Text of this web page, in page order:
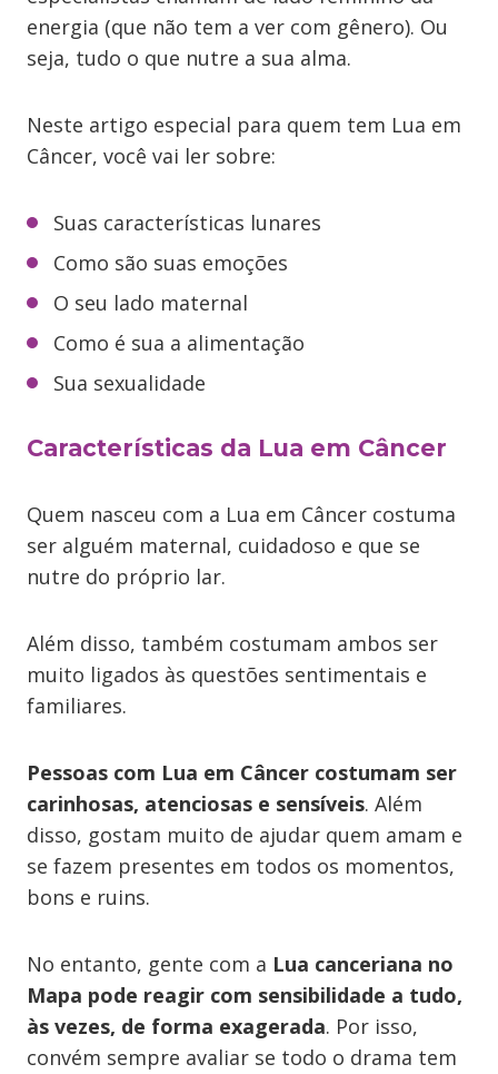
energia (que não tem a ver com gênero). Ou
seja, tudo o que nutre a sua alma.
Neste artigo especial para quem tem Lua em
Câncer, você vai ler sobre:
Suas características lunares
Como são suas emoções
O seu lado maternal
Como é sua a alimentação
Sua sexualidade
Características da Lua em Câncer
Quem nasceu com a Lua em Câncer costuma
ser alguém maternal, cuidadoso e que se
nutre do próprio lar.
Além disso, também costumam ambos ser
muito ligados às questões sentimentais e
familiares.
Pessoas com Lua em Câncer costumam ser
carinhosas, atenciosas e sensíveis. Além
disso, gostam muito de ajudar quem amam e
se fazem presentes em todos os momentos,
bons e ruins.
No entanto, gente com a Lua canceriana no
Mapa pode reagir com sensibilidade a tudo,
às vezes, de forma exagerada. Por isso,
convém sempre avaliar se todo o drama tem